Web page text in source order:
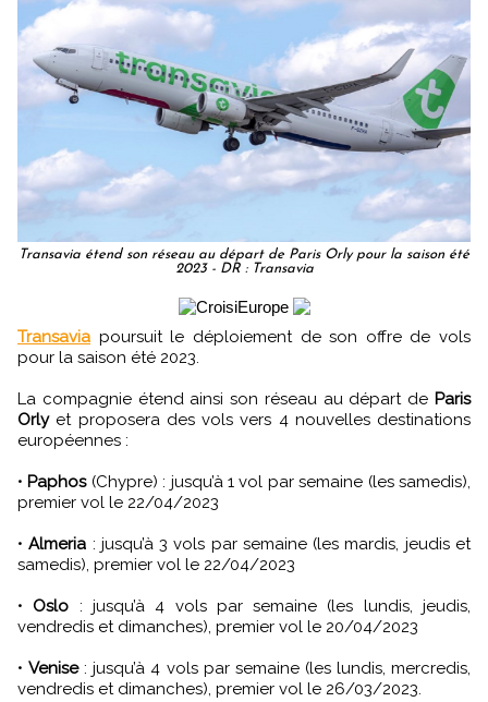
Transavia étend son réseau au départ de Paris Orly pour la saison été
2023 - DR : Transavia
Transavia poursuit le déploiement de son offre de vols
pour la saison été 2023.
La compagnie étend ainsi son réseau au départ de Paris
Orlyet proposera des vols vers 4 nouvelles destinations
européennes :
• Paphos(Chypre) : jusqu’à 1 vol par semaine (les samedis),
premier vol le 22/04/2023
•Almeria : jusqu’à 3 vols par semaine (les mardis, jeudis et
samedis), premier vol le 22/04/2023
• Oslo : jusqu’à 4 vols par semaine (les lundis, jeudis,
vendredis et dimanches), premier vol le 20/04/2023
•Venise: jusqu’à 4 vols par semaine (les lundis, mercredis,
vendredis et dimanches), premier vol le 26/03/2023.